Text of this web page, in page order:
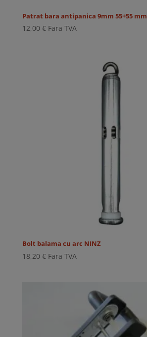
Patrat bara antipanica 9mm 55+55 mm
12,00 € Fara TVA
Bolt balama cu arc NINZ
18,20 € Fara TVA